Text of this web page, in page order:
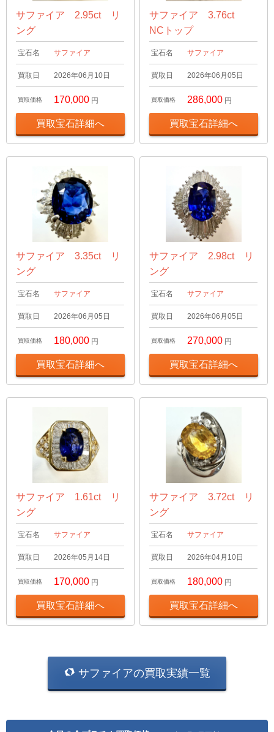
サファイア 2.95ct リ
ング
宝石名 サファイア
買取日 2026年06月10日
買取価格 170,000 円
買取宝石詳細へ
サファイア 3.76ct
NCトップ
宝石名 サファイア
買取日 2026年06月05日
買取価格 286,000 円
買取宝石詳細へ
サファイア 3.35ct リ
ング
宝石名 サファイア
買取日 2026年06月05日
買取価格 180,000 円
買取宝石詳細へ
サファイア 2.98ct リ
ング
宝石名 サファイア
買取日 2026年06月05日
買取価格 270,000 円
買取宝石詳細へ
サファイア 1.61ct リ
ング
宝石名 サファイア
買取日 2026年05月14日
買取価格 170,000 円
買取宝石詳細へ
サファイア 3.72ct リ
ング
宝石名 サファイア
買取日 2026年04月10日
買取価格 180,000 円
買取宝石詳細へ
サファイアの買取実績一覧